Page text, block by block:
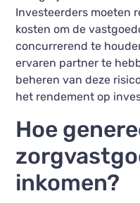
Investeerders moeten
kosten om de
concurrerend te
ervaren partner te
beheren van deze
het rendement op
Hoe
inkomen?